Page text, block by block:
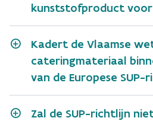
uitvoeringsplan
kunststofproduct voor
Kadert de Vlaamse
cateringmateriaal
van de Europese SUP-
Zal de SUP-richtlijn